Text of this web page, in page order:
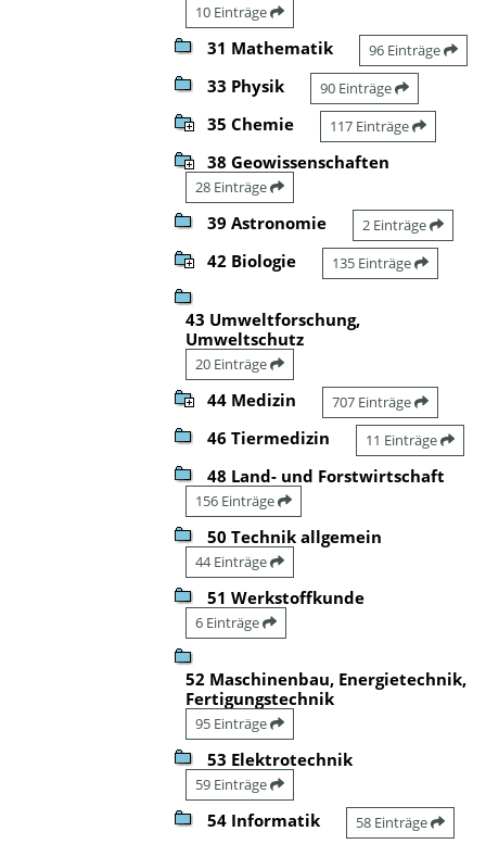
10 Einträge
31 Mathematik 96 Einträge
33 Physik 90 Einträge
35 Chemie 117 Einträge
38 Geowissenschaften
28 Einträge
39 Astronomie 2 Einträge
42 Biologie 135 Einträge
43 Umweltforschung,
Umweltschutz
20 Einträge
44 Medizin 707 Einträge
46 Tiermedizin 11 Einträge
48 Land- und Forstwirtschaft
156 Einträge
50 Technik allgemein
44 Einträge
51 Werkstoffkunde
6 Einträge
52 Maschinenbau, Energietechnik,
Fertigungstechnik
95 Einträge
53 Elektrotechnik
59 Einträge
54 Informatik 58 Einträge